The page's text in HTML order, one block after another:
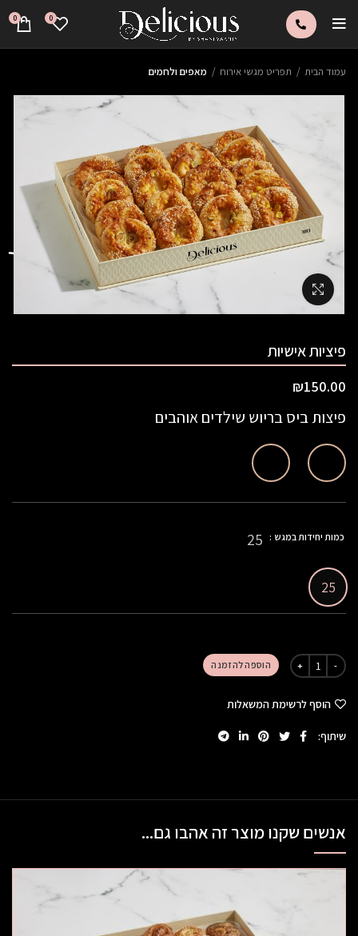
פתח
0
0
עמוד הבית תפריט מגשי אירוח מאפים ולחמים
פיציות אישיות
₪150.00
פיצות ביס בריוש שילדים אוהבים
כמות יחידות במגש 25
25
הוספה להזמנה
הוסף לרשימת המשאלות
שיתוף
אנשים שקנו מוצר זה אהבו גם...